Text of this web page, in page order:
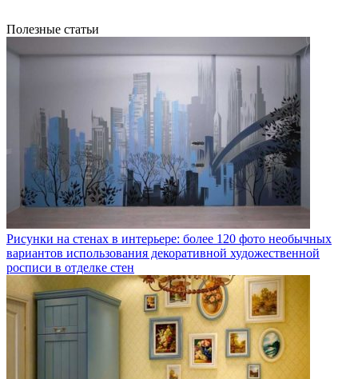
Полезные статьи
Рисунки на стенах в интерьере: более 120 фото необычных
вариантов использования декоративной художественной
росписи в отделке стен